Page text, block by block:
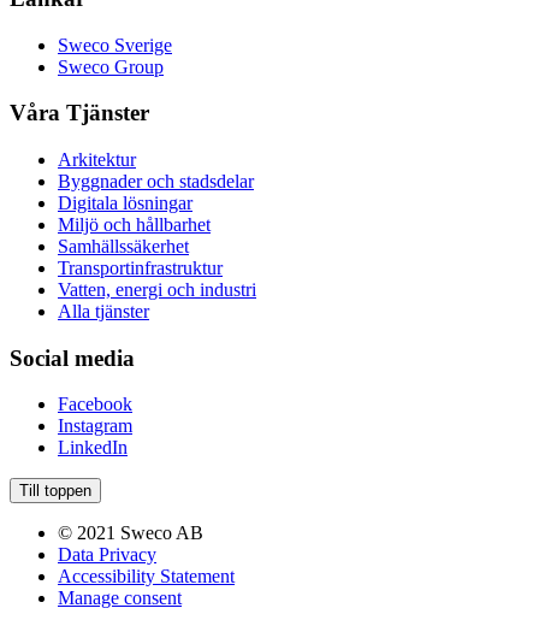
Sweco Sverige
Sweco Group
Våra Tjänster
Arkitektur
Byggnader och stadsdelar
Digitala lösningar
Miljö och hållbarhet
Samhällssäkerhet
Transportinfrastruktur
Vatten, energi och industri
Alla tjänster
Social media
Facebook
Instagram
LinkedIn
Till toppen
© 2021 Sweco AB
Data Privacy
Accessibility Statement
Manage consent